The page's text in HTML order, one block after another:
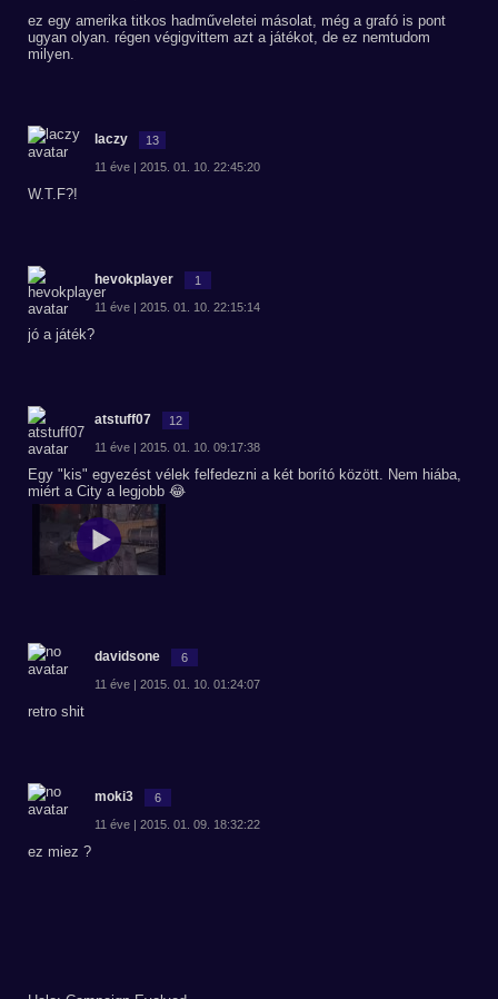
ez egy amerika titkos hadműveletei másolat, még a grafó is pont
ugyan olyan. régen végigvittem azt a játékot, de ez nemtudom
milyen.
laczy 13
11 éve | 2015. 01. 10. 22:45:20
W.T.F?!
hevokplayer 1
11 éve | 2015. 01. 10. 22:15:14
jó a játék?
atstuff07 12
11 éve | 2015. 01. 10. 09:17:38
Egy "kis" egyezést vélek felfedezni a két borító között. Nem hiába,
miért a City a legjobb 😂
davidsone 6
11 éve | 2015. 01. 10. 01:24:07
retro shit
moki3 6
11 éve | 2015. 01. 09. 18:32:22
ez miez ?